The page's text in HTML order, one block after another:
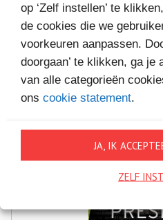
op ‘Zelf instellen’ te
de cookies die we
voorkeuren aanpassen.
doorgaan’ te klikken, ga je
van alle categorieën
ons cookie statement.
JA, IK
ZELF
MEER